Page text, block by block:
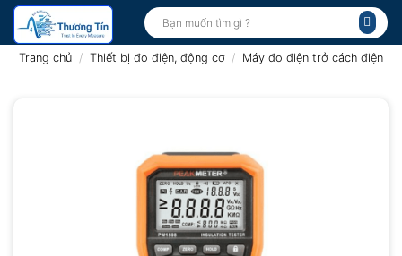
Bỏ
qua
Tìm
kiếm:
Trang chủ / Thiết bị đo điện, động cơ / Máy đo điện trở cách điện